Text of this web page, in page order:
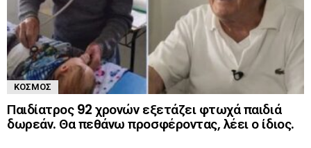
ΚΌΣΜΟΣ
Παιδίατρος 92 χρονών εξετάζει φτωχά παιδιά
δωρεάν. Θα πεθάνω προσφέροντας, λέει ο ίδιος.